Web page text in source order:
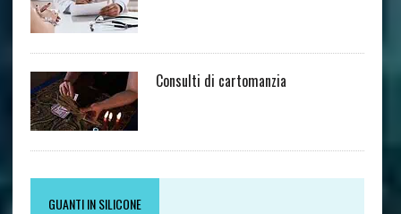
Consulti di cartomanzia
GUANTI IN SILICONE